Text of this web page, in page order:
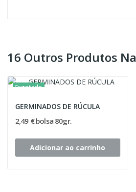
16 Outros Produtos
Esgotado
GERMINADOS DE RÚCULA
2,49 € bolsa 80gr.
Adicionar ao carrinho